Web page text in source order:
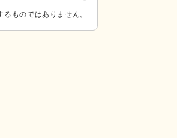
ものではありません。